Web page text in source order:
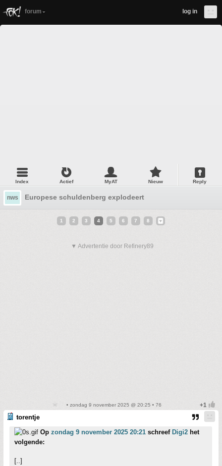
forum log in
Index Actief MyAT Nieuw Reply
nws Europese schuldenberg explodeert
1 2 3 4 5 6 7 8
▼ Advertentie door Refinery89
• zondag 9 november 2025 @ 20:25 • 76
torentje
Op zondag 9 november 2025 20:21 schreef Digi2 het
volgende:
[..]